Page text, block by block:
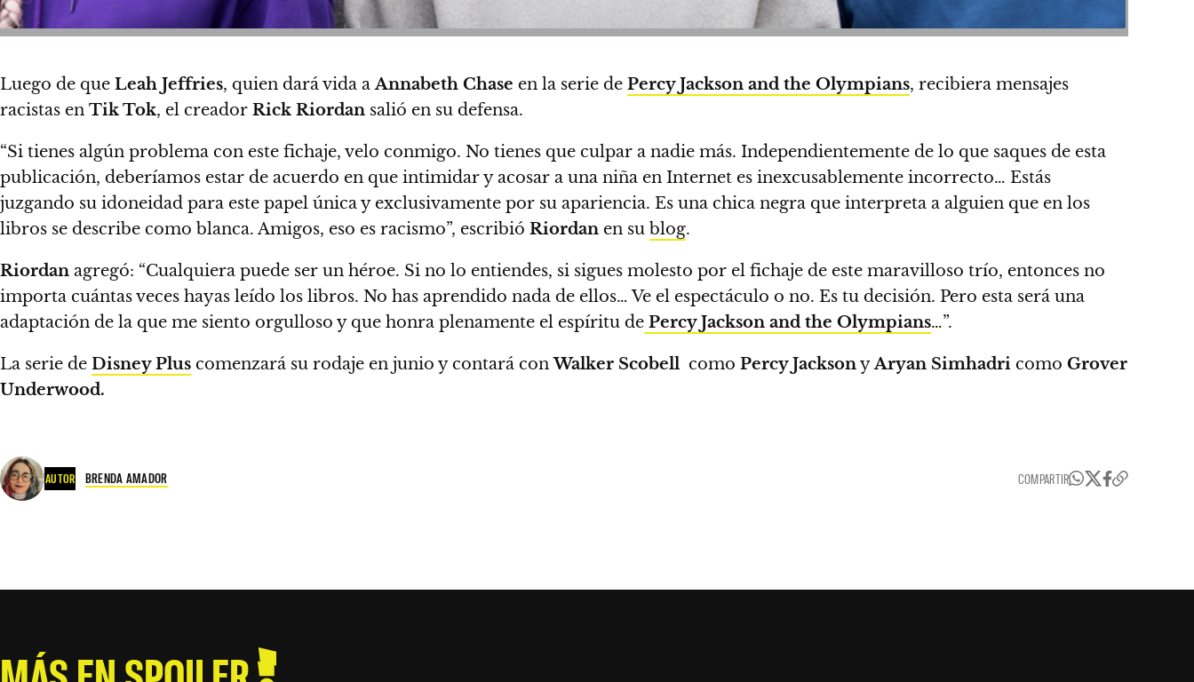
Luego de que Leah Jeffries, quien dará vida aAnnabeth Chase en la serie de Percy Jackson and the Olympians, recibiera mensajes
racistas en Tik Tok, el creador Rick Riordan salió en su defensa.
“Si tienes algún problema con este fichaje, velo conmigo. No tienes que culpar a nadie más. Independientemente de lo que saques de esta
publicación, deberíamos estar de acuerdo en que intimidar y acosar a una niña en Internet es inexcusablemente incorrecto… Estás
juzgando su idoneidad para este papel única y exclusivamente por su apariencia. Es una chica negra que interpreta a alguien que en los
libros se describe como blanca. Amigos, eso es racismo”, escribió Riordan en su blog.
Riordan agregó: “Cualquiera puede ser un héroe. Si no lo entiendes, si sigues molesto por el fichaje de este maravilloso trío, entonces no
importa cuántas veces hayas leído los libros. No has aprendido nada de ellos…Ve el espectáculo o no. Es tu decisión. Pero esta será una
adaptación de la que me siento orgulloso y que honra plenamente el espíritu de Percy Jackson and the Olympians…”.
La serie de Disney Plus comenzará su rodaje en junio y contará conWalker Scobell como Percy JacksonyAryan Simhadri como Grover
Underwood.
AUTOR BRENDA AMADOR COMPARTIR